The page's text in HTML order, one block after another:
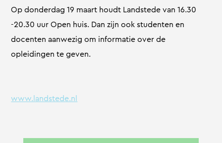
Op donderdag 19 maart houdt Landstede van 16.30
-20.30 uur Open huis. Dan zijn ook studenten en
docenten aanwezig om informatie over de
opleidingen te geven.
www.landstede.nl